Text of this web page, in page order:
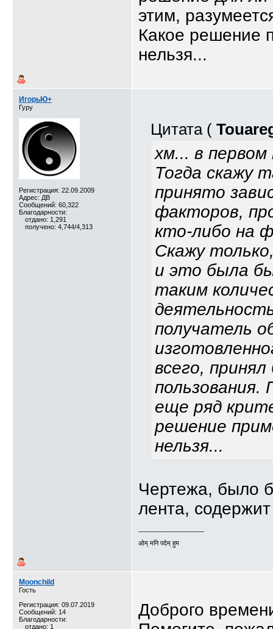
этим,
Какое решение
нельзя...
ИгорьЮ+
Гуру
Регистрация: 22.09.2009
Адрес: ДВ
Сообщений: 60,322
Благодарности:
отдано: 1,291
получено: 4,744/4,313
Цитата (
хм... в первом
Тогда скажу
принято
факторов,
кто-либо на
Скажу
и это была
таким
получатель
всего,
пользования.
еще ряд
решение
нельзя...
Чертежа, было
лента,
ओम् मनि पदेम् हुम
Moonchild
Гость
Регистрация: 09.07.2019
Сообщений: 14
Благодарности:
отдано: 1
Доброго